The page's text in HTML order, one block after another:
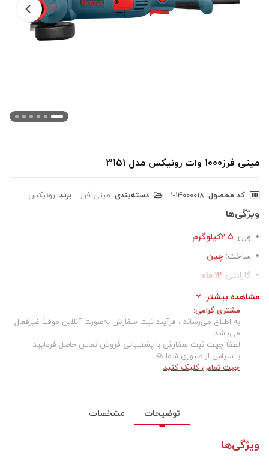
مینی فرز1000 وات رونیکس مدل 3151
کد محصول: دسته‌بندی: مینی فرز برند: رونیکس
ویژگی‌ها
وزن: 2.5کیلوگرم
ساخت: چین
گارانتی: 12 ماه
اصالت کالا: اصل
حداکثر سرعت در حرکت آزاد:
متعلقات:دسته جانبی طراحی شده توسط رونیکس، گارد ، ذغال، آچار
نوع بسته بندی:جعبه رنگی رونیکس
ولتاژ باتری:220-240 ولت
مشاهده بیشتر
مشتری گرامی:
به اطلاع می‌رساند ، فرآیند ثبت سفارش به‌صورت آنلاین موقتاً غیرفعال
می‌باشد.
لطفاً جهت ثبت سفارش با پشتیبانی فروش تماس حاصل فرمایید.
با سپاس از صبوری شما 🙏
جهت تماس کلیک کنید
توضیحات مشخصات
ویژگی‌ها